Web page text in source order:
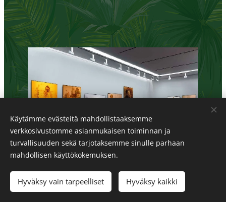
MUSORGSKI, MODEST
Käytämme evästeitä mahdollistaaksemme
verkkosivustomme asianmukaisen toiminnan ja
turvallisuuden sekä tarjotaksemme sinulle parhaan
mahdollisen käyttökokemuksen.
Hyväksy vain tarpeelliset Hyväksy kaikki